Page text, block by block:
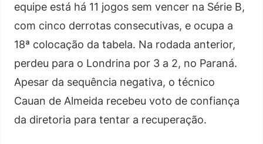
equipe está há 11 jogos sem vencer na Série B,
com cinco derrotas consecutivas, e ocupa a
18ª colocação da tabela. Na rodada anterior,
perdeu para o Londrina por 3 a 2, no Paraná.
Apesar da sequência negativa, o técnico
Cauan de Almeida recebeu voto de confiança
da diretoria para tentar a recuperação.